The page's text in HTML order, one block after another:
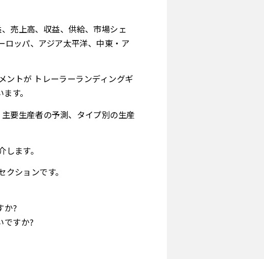
売上高、収益、供給、市場シェ
ロッパ、アジア太平洋、中東・ア
ントが トレーラーランディングギ
す。
要生産者の予測、タイプ別の生産
ます。
ションです。
か?
ですか?